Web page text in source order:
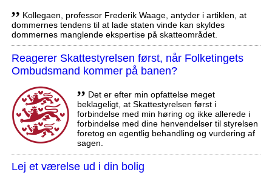
,, Kollegaen, professor Frederik Waage, antyder i artiklen, at
dommernes tendens til at lade staten vinde kan skyldes
dommernes manglende ekspertise på skatteområdet.
Reagerer Skattestyrelsen først, når Folketingets
Ombudsmand kommer på banen?
,, Det er efter min opfattelse meget
beklageligt, at Skattestyrelsen først i
forbindelse med min høring og ikke allerede i
forbindelse med dine henvendelser til styrelsen
foretog en egentlig behandling og vurdering af
sagen.
Lej et værelse ud i din bolig